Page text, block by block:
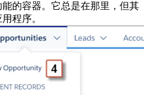
的容器。它总是在那里，但其
程序。